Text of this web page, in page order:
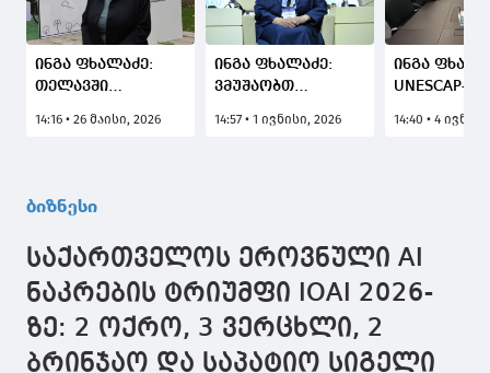
ინგა ფხალაძე:
თელავში
დაქვემდებარებაში
კომპანიებისა და
საწარმოების
ღონისძიება
იმართება,
რომელიც
დამოუკიდებლობის
დღეს ეძღვნება
14:16 • 26 მაისი, 2026
ინგა ფხალაძე:
ვმუშაობთ
ენერგეტიკული
როლის
განმტკიცებაზე
14:57 • 1 ივნისი, 2026
ინგა
UNESCAP-ის
საკითხები
განიხილა
14:40 • 4
ბიზნესი
საქართველოს ეროვნული AI
ნაკრების ტრიუმფი IOAI 2026-
ზე: 2 ოქრო, 3 ვერცხლი, 2
ბრინჯაო და საპატიო სიგელი